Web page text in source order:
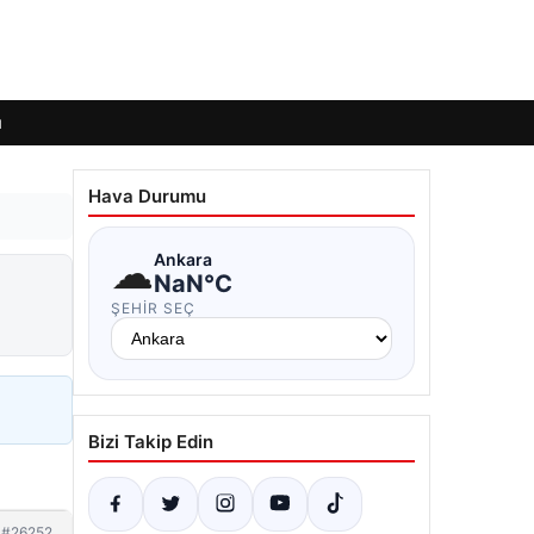
Hava Durumu
☁Ankara
NaN°C
ŞEHIR SEÇ
Bizi Takip Edin